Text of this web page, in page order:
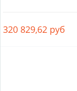
320 829,62 руб